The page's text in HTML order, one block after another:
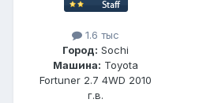
1.6 тыс
Город: Sochi
Машина: Toyota
Fortuner 2.7 4WD 2010
г.в.